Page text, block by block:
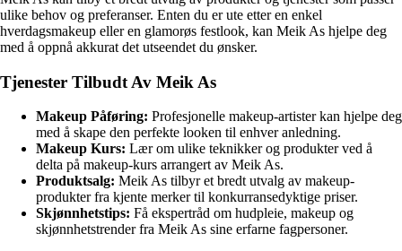
ulike behov og preferanser. Enten du er ute etter en enkel
hverdagsmakeup eller en glamorøs festlook, kan Meik As hjelpe deg
med å oppnå akkurat det utseendet du ønsker.
Tjenester Tilbudt Av Meik As
Makeup Påføring: Profesjonelle makeup-artister kan hjelpe deg
med å skape den perfekte looken til enhver anledning.
Makeup Kurs: Lær om ulike teknikker og produkter ved å
delta på makeup-kurs arrangert av Meik As.
Produktsalg: Meik As tilbyr et bredt utvalg av makeup-
produkter fra kjente merker til konkurransedyktige priser.
Skjønnhetstips: Få ekspertråd om hudpleie, makeup og
skjønnhetstrender fra Meik As sine erfarne fagpersoner.